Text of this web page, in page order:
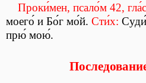
Проки́мен, псало́м 42,
моего́ и Бо́г мо́й. Сти́х:
прю́ мою́.